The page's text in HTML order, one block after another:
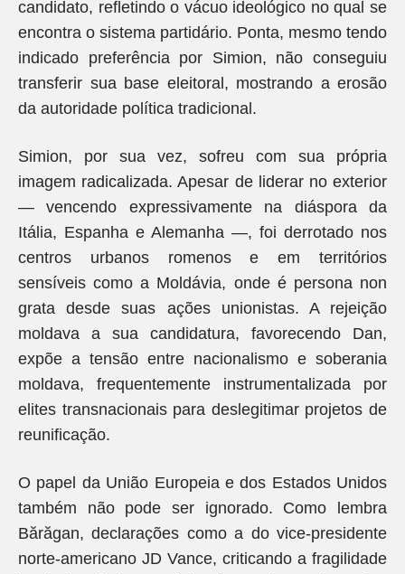
candidato, refletindo o vácuo ideológico no qual se
encontra o sistema partidário. Ponta, mesmo tendo
indicado preferência por Simion, não conseguiu
transferir sua base eleitoral, mostrando a erosão
da autoridade política tradicional.
Simion, por sua vez, sofreu com sua própria
imagem radicalizada. Apesar de liderar no exterior
— vencendo expressivamente na diáspora da
Itália, Espanha e Alemanha —, foi derrotado nos
centros urbanos romenos e em territórios
sensíveis como a Moldávia, onde é persona non
grata desde suas ações unionistas. A rejeição
moldava a sua candidatura, favorecendo Dan,
expõe a tensão entre nacionalismo e soberania
moldava, frequentemente instrumentalizada por
elites transnacionais para deslegitimar projetos de
reunificação.
O papel da União Europeia e dos Estados Unidos
também não pode ser ignorado. Como lembra
Bărăgan, declarações como a do vice-presidente
norte-americano JD Vance, criticando a fragilidade